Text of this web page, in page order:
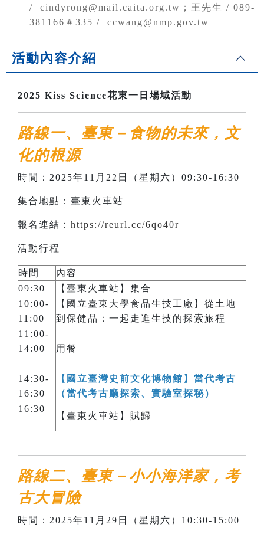
/ cindyrong@mail.caita.org.tw；王先生 / 089-
381166＃335 / ccwang@nmp.gov.tw
活動內容介紹
2025 Kiss Science花東一日場域活動
路線一、臺東－食物的未來，文
化的根源
時間：2025年11月22日（星期六）09:30-16:30
集合地點：臺東火車站
報名連結： https://reurl.cc/6qo40r
活動行程
時間
內容
09:30
【臺東火車站】集合
10:00-
11:00
【國立臺東大學食品生技工廠】從土地
到保健品：一起走進生技的探索旅程
11:00-
14:00
用餐
14:30-
16:30
【國立臺灣史前文化博物館】當代考古
（當代考古廳探索、實驗室探秘）
16:30
【臺東火車站】賦歸
路線二、臺東－小小海洋家，考
古大冒險
時間：2025年11月29日（星期六）10:30-15:00